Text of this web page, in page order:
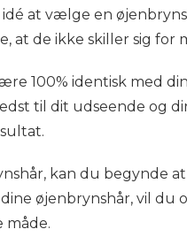
at vælge en
at de ikke skiller sig for
100% identisk med
til dit udseende og
kan du begynde
øjenbrynshår, vil
måde.